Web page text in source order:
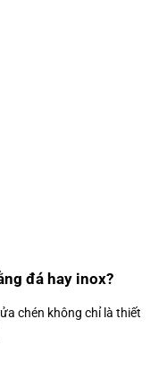
đá hay inox?
chén không chỉ là thiết